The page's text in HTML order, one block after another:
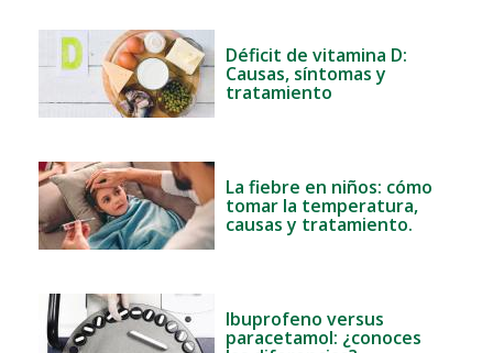
Déficit de vitamina D:
Causas, síntomas y
tratamiento
La fiebre en niños: cómo
tomar la temperatura,
causas y tratamiento.
Ibuprofeno versus
paracetamol: ¿conoces